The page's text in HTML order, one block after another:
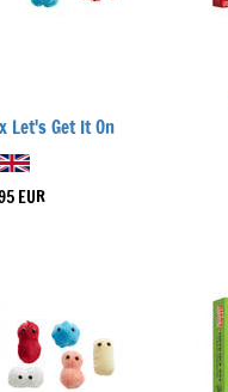
Let's Get It On
EUR